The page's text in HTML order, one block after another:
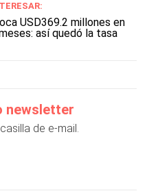
USD369.2 millones en
así quedó la tasa
newsletter
de e-mail.